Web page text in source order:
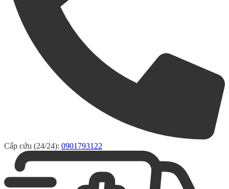
Cấp cứu (24/24): 0901793122